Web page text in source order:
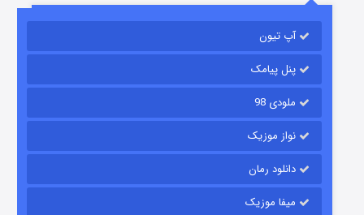
باب اسفنجی فصل ۱۷
قسمت۶ (زیرنویس) منتشر شد
آپ تیون
پنل پیامک
ملودی 98
نواز موزیک
دانلود رمان
میفا موزیک